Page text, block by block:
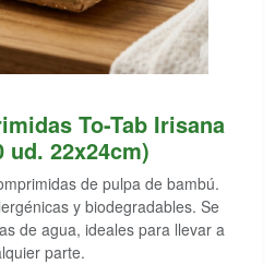
To-Tab Irisana
ud. 22x24cm)
de pulpa de bambú.
y biodegradables. Se
de agua, ideales para llevar a
parte.